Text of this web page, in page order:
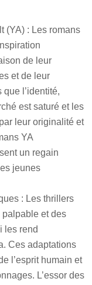
(YA) : Les romans
de leur
et de leur
l’identité,
est saturé et les
leur originalité et
YA
un regain
jeunes
: Les thrillers
et des
les rend
Ces adaptations
l’esprit humain et
L’essor des